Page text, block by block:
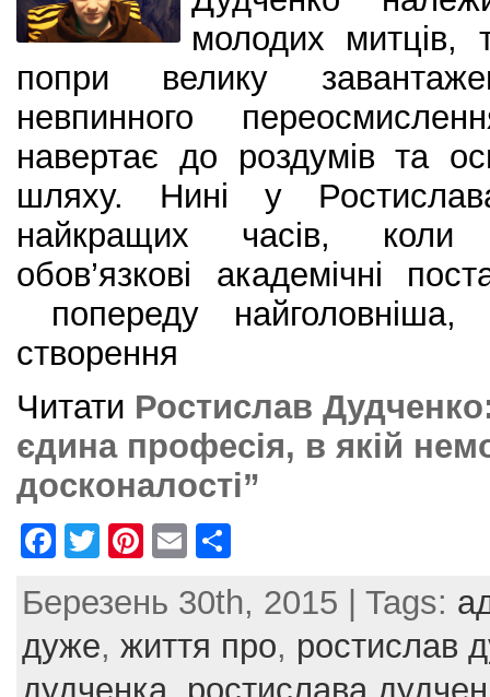
молодих митців,
попри велику
невпинного
навертає до роздумів та
шляху. Нині у
найкращих часів, коли
обов’язкові академічні
попереду
створення
Читати Ростислав
єдина професія, в якій
досконалості”
F
c
e
b
T
itt
er
Pi
er
e
st
E
ai
l
ar
e
Березень 30th, 2015 | Tags:
дуже, життя про, ростислав